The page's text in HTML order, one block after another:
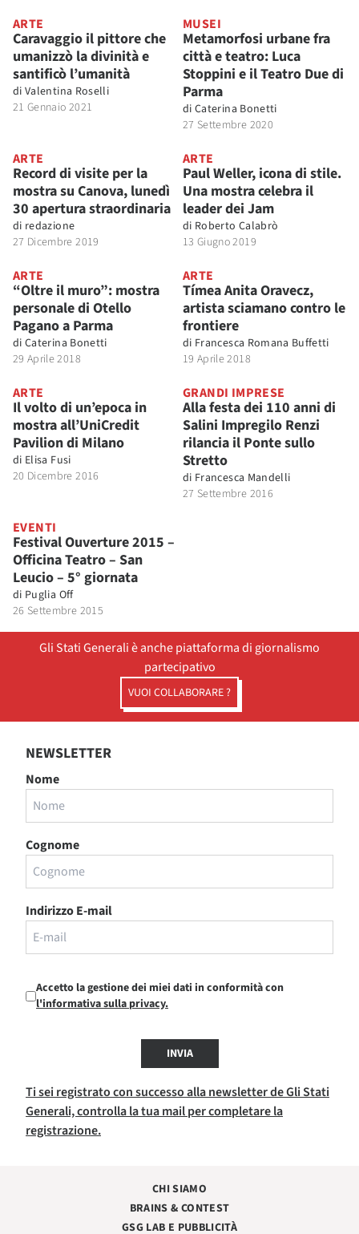
ARTE
Caravaggio il pittore che
umanizzò la divinità e
santificò l’umanità
di Valentina Roselli
21 Gennaio 2021
MUSEI
Metamorfosi urbane fra
città e teatro: Luca
Stoppini e il Teatro Due di
Parma
di Caterina Bonetti
27 Settembre 2020
ARTE
Record di visite per la
mostra su Canova, lunedì
30 apertura straordinaria
di redazione
27 Dicembre 2019
ARTE
Paul Weller, icona di stile.
Una mostra celebra il
leader dei Jam
di Roberto Calabrò
13 Giugno 2019
ARTE
“Oltre il muro”: mostra
personale di Otello
Pagano a Parma
di Caterina Bonetti
29 Aprile 2018
ARTE
Tímea Anita Oravecz,
artista sciamano contro le
frontiere
di Francesca Romana Buffetti
19 Aprile 2018
ARTE
Il volto di un’epoca in
mostra all’UniCredit
Pavilion di Milano
di Elisa Fusi
20 Dicembre 2016
GRANDI IMPRESE
Alla festa dei 110 anni di
Salini Impregilo Renzi
rilancia il Ponte sullo
Stretto
di Francesca Mandelli
27 Settembre 2016
EVENTI
Festival Ouverture 2015 –
Officina Teatro – San
Leucio – 5° giornata
di Puglia Off
26 Settembre 2015
Gli Stati Generali è anche piattaforma di giornalismo
partecipativo
VUOI COLLABORARE ?
NEWSLETTER
Nome
Cognome
Indirizzo E-mail
Accetto la gestione dei miei dati in conformità con
l'informativa sulla privacy.
INVIA
Ti sei registrato con successo alla newsletter de Gli Stati
Generali, controlla la tua mail per completare la
registrazione.
CHI SIAMO
BRAINS & CONTEST
GSG LAB E PUBBLICITÀ